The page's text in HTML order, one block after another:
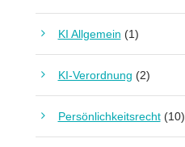
KI Allgemein (1)
KI-Verordnung (2)
Persönlichkeitsrecht(10)